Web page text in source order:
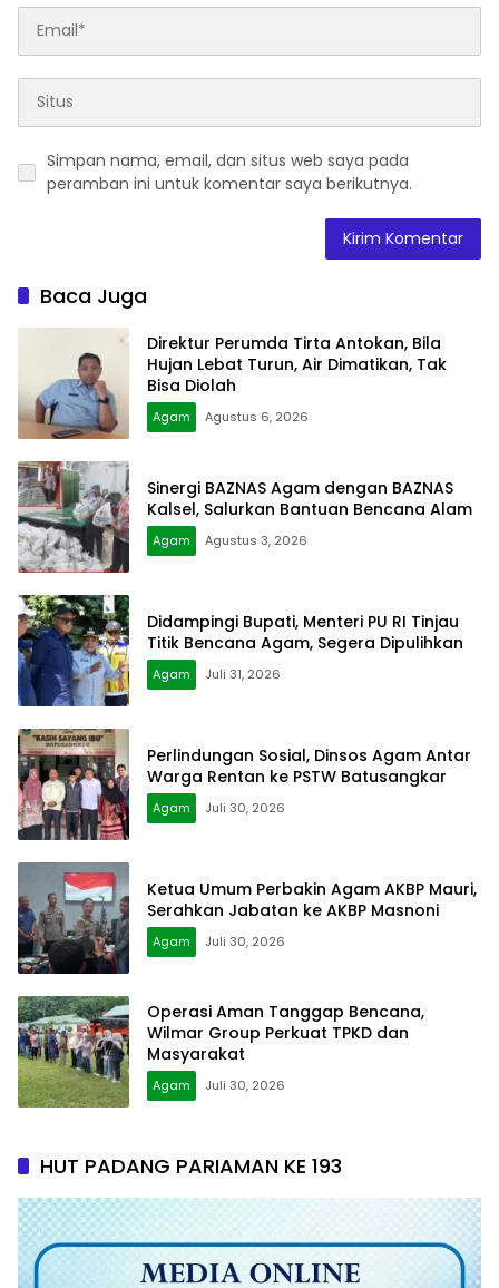
Simpan nama, email, dan situs web saya pada
peramban ini untuk komentar saya berikutnya.
Baca Juga
Direktur Perumda Tirta Antokan, Bila
Hujan Lebat Turun, Air Dimatikan, Tak
Bisa Diolah
Agam Agustus 6, 2026
Sinergi BAZNAS Agam dengan BAZNAS
Kalsel, Salurkan Bantuan Bencana Alam
Agam Agustus 3, 2026
Didampingi Bupati, Menteri PU RI Tinjau
Titik Bencana Agam, Segera Dipulihkan
Agam Juli 31, 2026
Perlindungan Sosial, Dinsos Agam Antar
Warga Rentan ke PSTW Batusangkar
Agam Juli 30, 2026
Ketua Umum Perbakin Agam AKBP Mauri,
Serahkan Jabatan ke AKBP Masnoni
Agam Juli 30, 2026
Operasi Aman Tanggap Bencana,
Wilmar Group Perkuat TPKD dan
Masyarakat
Agam Juli 30, 2026
HUT PADANG PARIAMAN KE 193